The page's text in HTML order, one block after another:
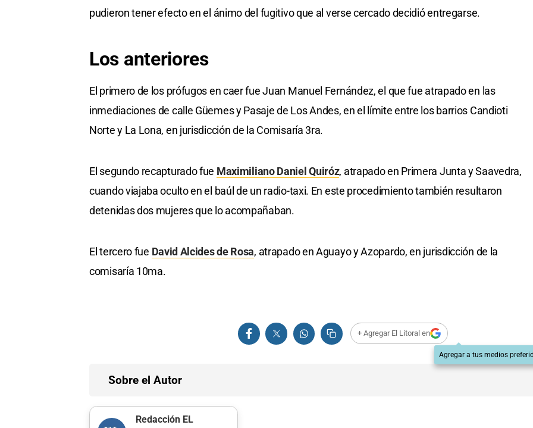
pudieron tener efecto en el ánimo del fugitivo que al verse cercado decidió entregarse.
Los anteriores
El primero de los prófugos en caer fue Juan Manuel Fernández, el que fue atrapado en las
inmediaciones de calle Güemes y Pasaje de Los Andes, en el límite entre los barrios Candioti
Norte y La Lona, en jurisdicción de la Comisaría 3ra.
El segundo recapturado fue Maximiliano Daniel Quiróz, atrapado en Primera Junta y Saavedra,
cuando viajaba oculto en el baúl de un radio-taxi. En este procedimiento también resultaron
detenidas dos mujeres que lo acompañaban.
El tercero fue David Alcides de Rosa, atrapado en Aguayo y Azopardo, en jurisdicción de la
comisaría 10ma.
+ Agregar El Litoral en
Agregar a tus medios
Sobre el Autor
Redacción EL